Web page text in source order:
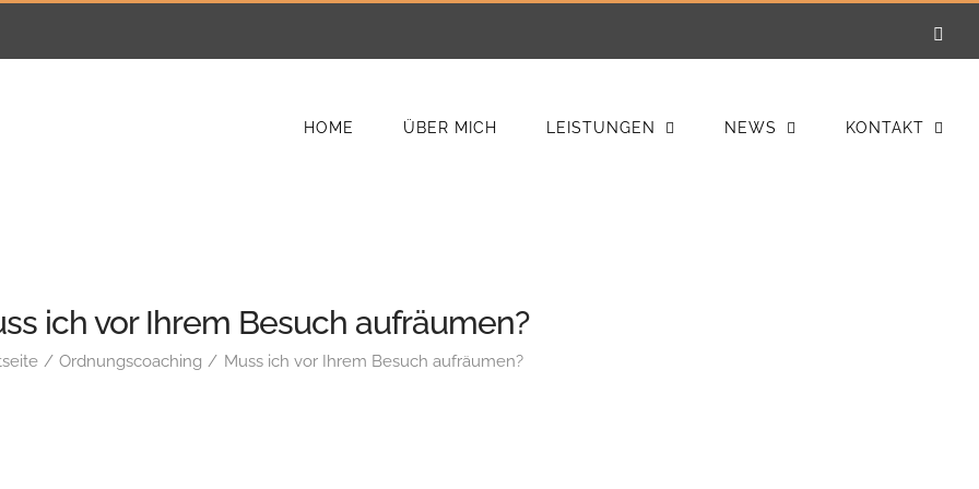
HOME ÜBER MICH LEISTUNGEN NEWS KONTAKT
ich vor Ihrem Besuch aufräumen?
Ordnungscoaching Muss ich vor Ihrem Besuch aufräumen?